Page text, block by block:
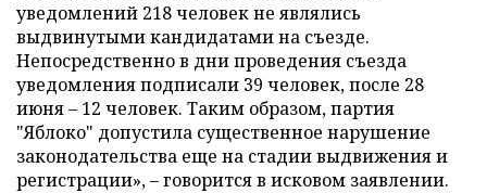
уведомлений 218 человек не являлись
выдвинутыми кандидатами на съезде.
Непосредственно в дни проведения съезда
уведомления подписали 39 человек, после 28
июня – 12 человек. Таким образом, партия
"Яблоко" допустила существенное нарушение
законодательства еще на стадии выдвижения и
регистрации», – говорится в исковом заявлении.